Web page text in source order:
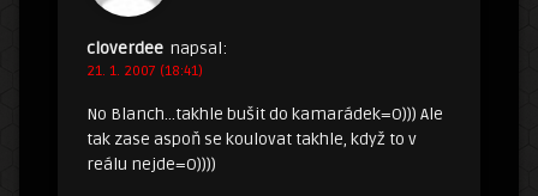
cloverdee napsal:
21. 1. 2007 (18:41)
No Blanch…takhle bušit do kamarádek=O))) Ale
tak zase aspoň se koulovat takhle, když to v
reálu nejde=O))))